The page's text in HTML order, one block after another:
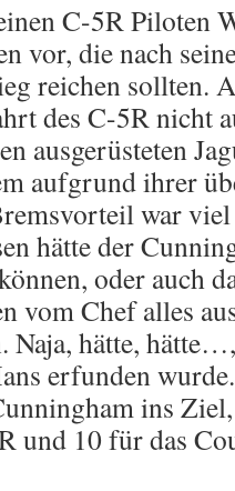
C-5R Piloten
vor, die nach
reichen sollten.
des C-5R nicht
ausgerüsteten
aufgrund ihrer
war
hätte der
oder auch
vom Chef alles
Naja, hätte,
erfunden
ins
und 10 für das